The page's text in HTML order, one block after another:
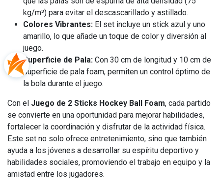
kg/m³) para evitar el descascarillado y astillado.
Colores Vibrantes: El set incluye un stick azul y uno
amarillo, lo que añade un toque de color y diversión al
juego.
Superficie de Pala: Con 30 cm de longitud y 10 cm de
superficie de pala foam, permiten un control óptimo de
la bola durante el juego.
Con el Juego de 2 Sticks Hockey Ball Foam, cada partido
se convierte en una oportunidad para mejorar habilidades,
fortalecer la coordinación y disfrutar de la actividad física.
Este set no solo ofrece entretenimiento, sino que también
ayuda a los jóvenes a desarrollar su espíritu deportivo y
habilidades sociales, promoviendo el trabajo en equipo y la
amistad entre los jugadores.